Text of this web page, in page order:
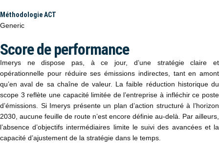
Méthodologie ACT
Generic
Score de performance
Imerys ne dispose pas, à ce jour, d’une stratégie claire et
opérationnelle pour réduire ses émissions indirectes, tant en amont
qu’en aval de sa chaîne de valeur. La faible réduction historique du
scope 3 reflète une capacité limitée de l’entreprise à infléchir ce poste
d’émissions. Si Imerys présente un plan d’action structuré à l’horizon
2030, aucune feuille de route n’est encore définie au-delà. Par ailleurs,
l’absence d’objectifs intermédiaires limite le suivi des avancées et la
capacité d’ajustement de la stratégie dans le temps.